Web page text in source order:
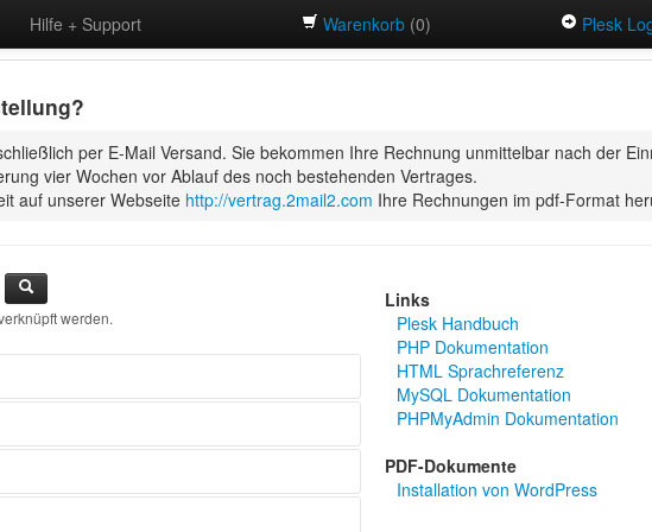
Hilfe + Support Warenkorb (0) Plesk
per E-Mail Versand. Sie bekommen Ihre Rechnung unmittelbar nach der
vier Wochen vor Ablauf des noch bestehenden Vertrages.
auf unserer Webseite http://vertrag.2mail2.com Ihre Rechnungen im pdf-Format
werden.
(POP3/IMAP und SMTP Server)?
E-Mail Postfach um ein POP3 oder IMAP
zum Abrufen meiner E-Mails?
an?
sondern nur über
Links
Plesk Handbuch
PHP Dokumentation
HTML Sprachreferenz
MySQL Dokumentation
PHPMyAdmin Dokumentation
PDF-Dokumente
Installation von WordPress